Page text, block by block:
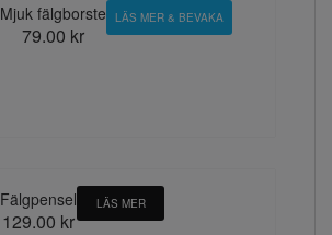
Mjuk fälgborste
79.00 kr
LÄS MER & BEVAKA
Fälgpensel
129.00 kr
LÄS MER